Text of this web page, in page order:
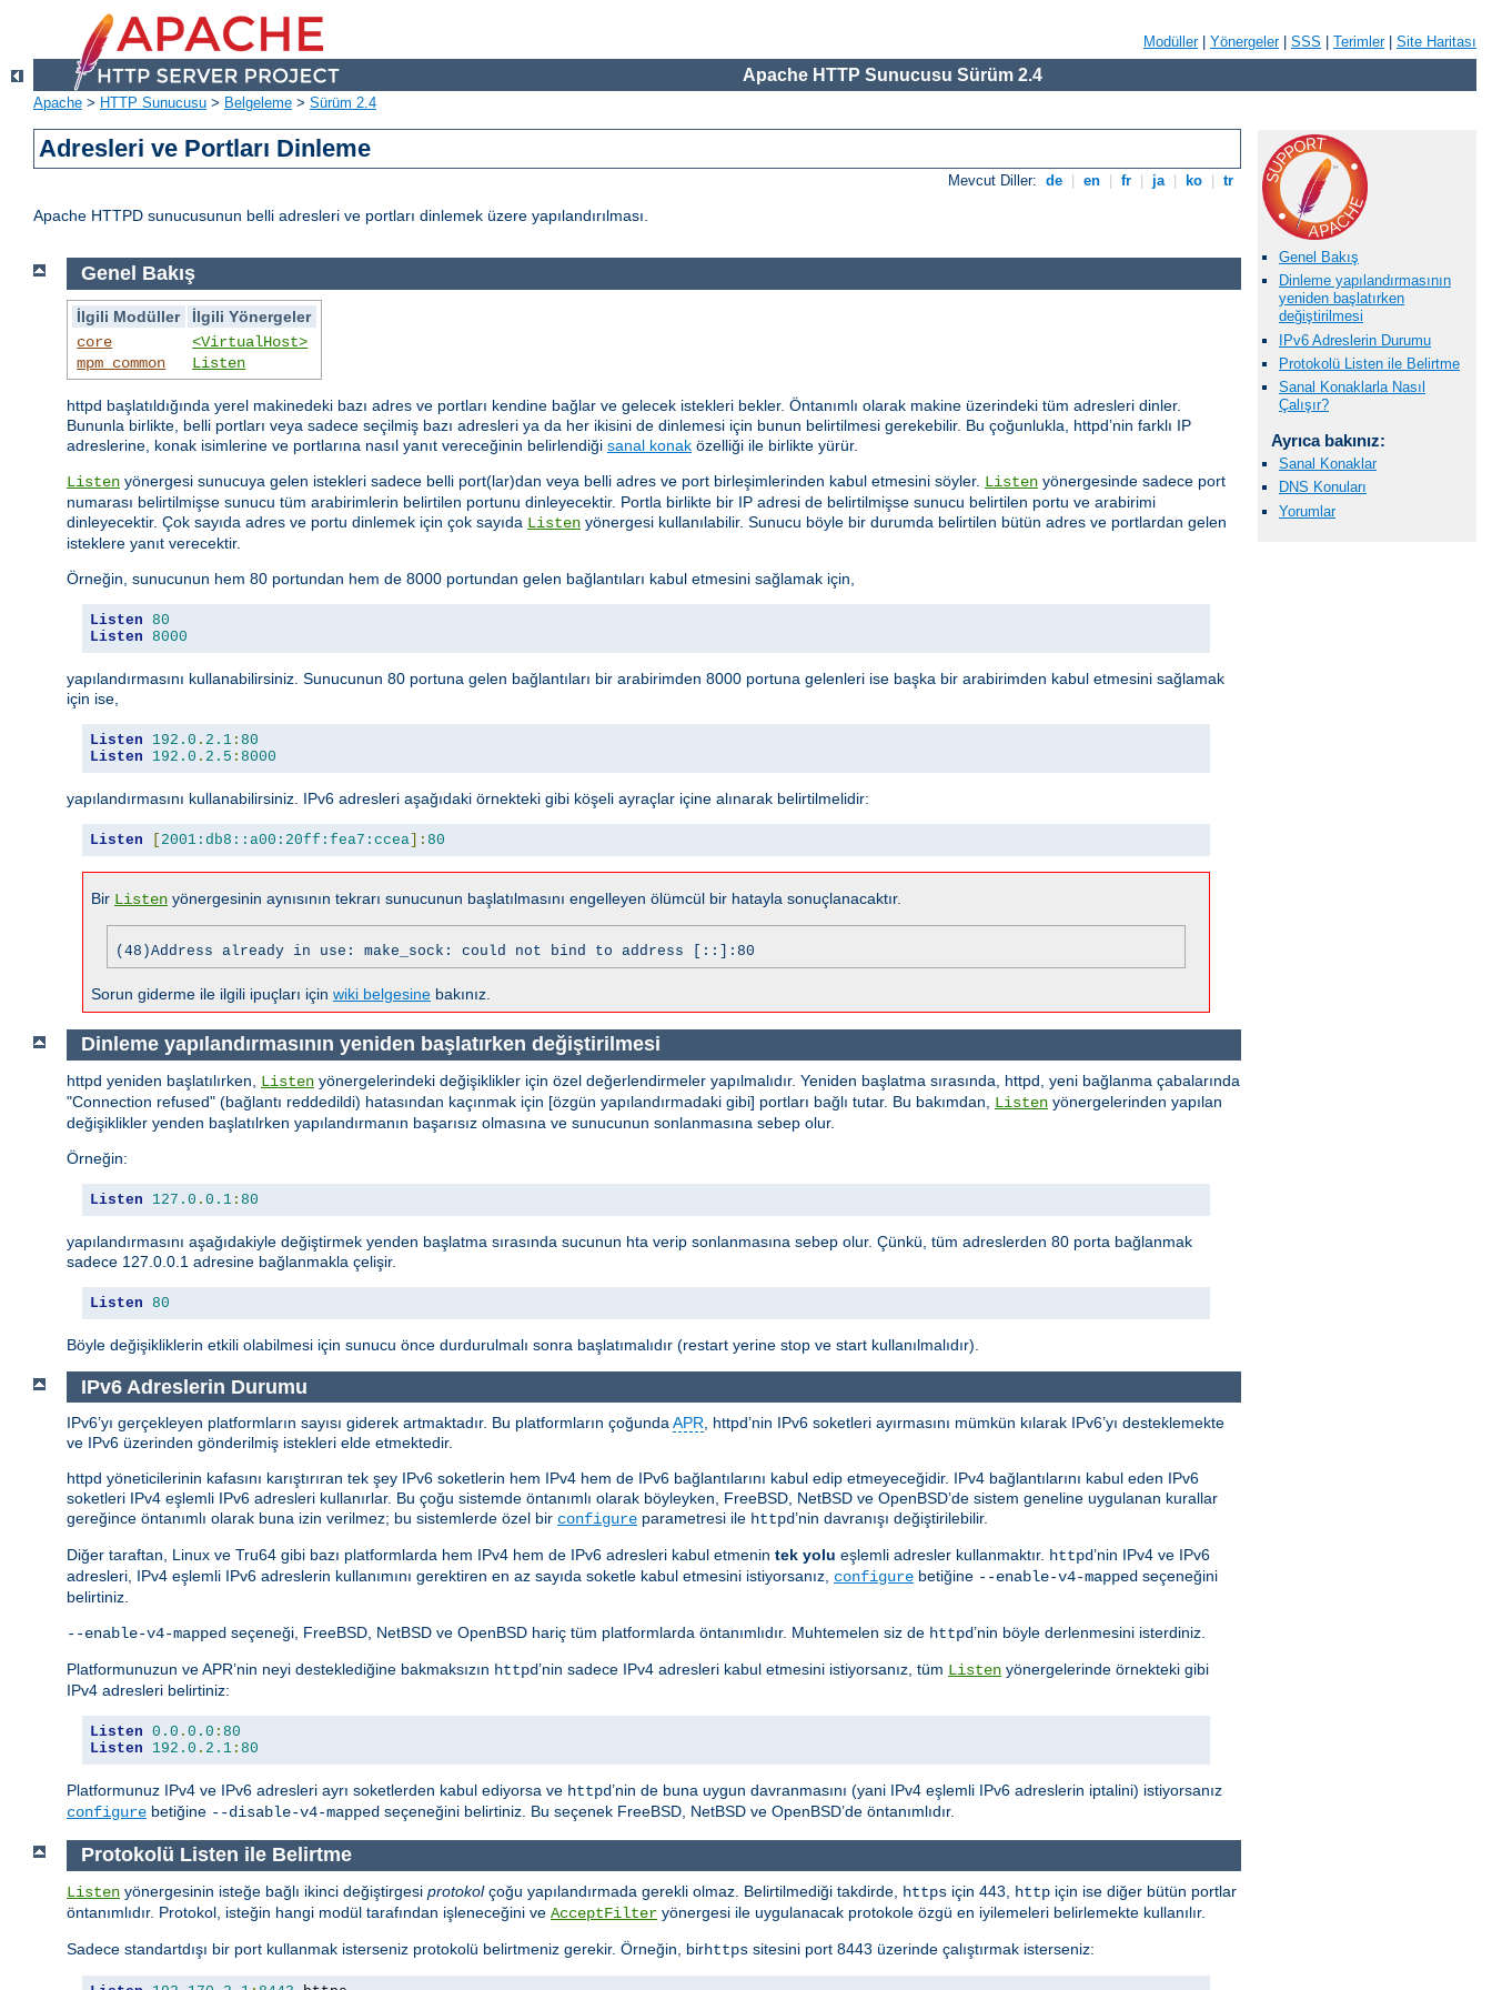
Modüller| Yönergeler| SSS Terimler| Site Haritası
Apache HTTP Sunucusu Sürüm 2.4
Apache > HTTP Sunucusu > Belgeleme > Sürüm 2.4
Adresleri ve Portları Dinleme
Mevcut Diller: de en fr ja ko tr
Apache HTTPD sunucusunun belli adresleri ve portları dinlemek üzere yapılandırılması.
Genel Bakış
Dinleme yapılandırmasının
yeniden başlatırken
değiştirilmesi
IPv6 Adreslerin Durumu
Protokolü Listen ile Belirtme
Sanal Konaklarla Nasıl
Çalışır?
Ayrıca bakınız:
Sanal Konaklar
DNS Konuları
Yorumlar
Genel Bakış
İlgili Modüller
İlgili Yönergeler
core
mpm_common
<VirtualHost>
Listen
httpd başlatıldığında yerel makinedeki bazı adres ve portları kendine bağlar ve gelecek istekleri bekler. Öntanımlı olarak makine üzerindeki tüm adresleri dinler.
Bununla birlikte, belli portları veya sadece seçilmiş bazı adresleri ya da her ikisini de dinlemesi için bunun belirtilmesi gerekebilir. Bu çoğunlukla, httpd’nin farklı IP
adreslerine, konak isimlerine ve portlarına nasıl yanıt vereceğinin belirlendiği sanal konak özelliği ile birlikte yürür.
Listen yönergesi sunucuya gelen istekleri sadece belli port(lar)dan veya belli adres ve port birleşimlerinden kabul etmesini söyler. Listen yönergesinde sadece port
numarası belirtilmişse sunucu tüm arabirimlerin belirtilen portunu dinleyecektir. Portla birlikte bir IP adresi de belirtilmişse sunucu belirtilen portu ve arabirimi
dinleyecektir. Çok sayıda adres ve portu dinlemek için çok sayıda Listen yönergesi kullanılabilir. Sunucu böyle bir durumda belirtilen bütün adres ve portlardan gelen
isteklere yanıt verecektir.
Örneğin, sunucunun hem 80 portundan hem de 8000 portundan gelen bağlantıları kabul etmesini sağlamak için,
Listen 80
Listen 8000
yapılandırmasını kullanabilirsiniz. Sunucunun 80 portuna gelen bağlantıları bir arabirimden 8000 portuna gelenleri ise başka bir arabirimden kabul etmesini sağlamak
için ise,
Listen 192.0 . 2.1 : 80
Listen
192.0 . 2.5 : 8000
yapılandırmasını kullanabilirsiniz. IPv6 adresleri aşağıdaki örnekteki gibi köşeli ayraçlar içine alınarak belirtilmelidir:
Listen [ 2001:db8::a00:20ff:fea7:ccea]: 80
Bir Listen yönergesinin aynısının tekrarı sunucunun başlatılmasını engelleyen ölümcül bir hatayla sonuçlanacaktır.
(48)Address already in use: make_sock: could not bind to address [::]:80
Sorun giderme ile ilgili ipuçları için wiki belgesine bakınız.
Dinleme yapılandırmasının yeniden başlatırken değiştirilmesi
httpd yeniden başlatılırken, Listen yönergelerindeki değişiklikler için özel değerlendirmeler yapılmalıdır. Yeniden başlatma sırasında, httpd, yeni bağlanma çabalarında
"Connection refused" (bağlantı reddedildi) hatasından kaçınmak için [özgün yapılandırmadaki gibi] portları bağlı tutar. Bu bakımdan, Listen yönergelerinden yapılan
değişiklikler yenden başlatılrken yapılandırmanın başarısız olmasına ve sunucunun sonlanmasına sebep olur.
Örneğin:
Listen 127.0 . 0.1 : 80
yapılandırmasını aşağıdakiyle değiştirmek yenden başlatma sırasında sucunun hta verip sonlanmasına sebep olur. Çünkü, tüm adreslerden 80 porta bağlanmak
sadece 127.0.0.1 adresine bağlanmakla çelişir.
Listen 80
Böyle değişikliklerin etkili olabilmesi için sunucu önce durdurulmalı sonra başlatımalıdır (restart yerine stop ve start kullanılmalıdır).
IPv6 Adreslerin Durumu
IPv6’yı gerçekleyen platformların sayısı giderek artmaktadır. Bu platformların çoğundaAPR, httpd’nin IPv6 soketleri ayırmasını mümkün kılarak IPv6’yı desteklemekte
ve IPv6 üzerinden gönderilmiş istekleri elde etmektedir.
httpd yöneticilerinin kafasını karıştırıran tek şey IPv6 soketlerin hem IPv4 hem de IPv6 bağlantılarını kabul edip etmeyeceğidir. IPv4 bağlantılarını kabul eden IPv6
soketleri IPv4 eşlemli IPv6 adresleri kullanırlar. Bu çoğu sistemde öntanımlı olarak böyleyken, FreeBSD, NetBSD ve OpenBSD’de sistem geneline uygulanan kurallar
gereğince öntanımlı olarak buna izin verilmez; bu sistemlerde özel bir configure parametresi ile httpd’nin davranışı değiştirilebilir.
Diğer taraftan, Linux ve Tru64 gibi bazı platformlarda hem IPv4 hem de IPv6 adresleri kabul etmenin tek yolu eşlemli adresler kullanmaktır. httpd’nin IPv4 ve IPv6
adresleri, IPv4 eşlemli IPv6 adreslerin kullanımını gerektiren en az sayıda soketle kabul etmesini istiyorsanız, configure betiğine --enable-v4-mapped seçeneğini
belirtiniz.
--enable-v4-mapped seçeneği, FreeBSD, NetBSD ve OpenBSD hariç tüm platformlarda öntanımlıdır. Muhtemelen siz de httpd’nin böyle derlenmesini isterdiniz.
Platformunuzun ve APR’nin neyi desteklediğine bakmaksızın httpd’nin sadece IPv4 adresleri kabul etmesini istiyorsanız, tüm Listen yönergelerinde örnekteki gibi
IPv4 adresleri belirtiniz:
Listen 0.0 . 0.0 : 80
Listen
192.0 . 2.1 : 80
Platformunuz IPv4 ve IPv6 adresleri ayrı soketlerden kabul ediyorsa ve httpd’nin de buna uygun davranmasını (yani IPv4 eşlemli IPv6 adreslerin iptalini) istiyorsanız
configure betiğine --disable-v4-mapped seçeneğini belirtiniz. Bu seçenek FreeBSD, NetBSD ve OpenBSD’de öntanımlıdır.
Protokolü Listen ile Belirtme
Listen yönergesinin isteğe bağlı ikinci değiştirgesi protokolçoğu yapılandırmada gerekli olmaz. Belirtilmediği takdirde, https için 443, http için ise diğer bütün portlar
öntanımlıdır. Protokol, isteğin hangi modül tarafından işleneceğini ve AcceptFilter yönergesi ile uygulanacak protokole özgü en iyilemeleri belirlemekte kullanılır.
Sadece standartdışı bir port kullanmak isterseniz protokolü belirtmeniz gerekir. Örneğin, birhttps sitesini port 8443 üzerinde çalıştırmak isterseniz: